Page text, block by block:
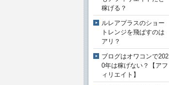
稼げる？
ルレアプラスのショー
トレンジを飛ばすのは
アリ？
ブログはオワコンで202
0年は稼げない？【アフ
ィリエイト】